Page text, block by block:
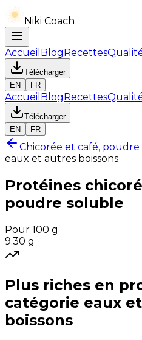
Niki Coach
Accueil BlogRecettes
Télécharger
EN
FR
Accueil BlogRecettes
Télécharger
EN
FR
Chicorée et café,
eaux et autres boissons
Protéines
poudre soluble
Pour 100 g
9.30 g
Plus riches en
catégorie eaux
boissons